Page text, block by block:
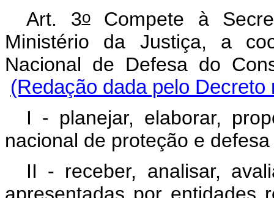
Art. 3oCompete à
Ministério da Justiça, a
Nacional de Defesa do
(Redação dada pelo Decreto
I - planejar, elaborar,
nacional de proteção e
II - receber, analisar,
apresentadas por entidades